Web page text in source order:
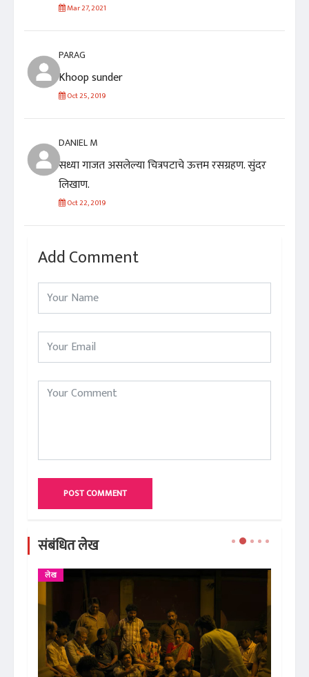
Mar 27, 2021
PARAG
Khoop sunder
Oct 25, 2019
DANIEL M
सध्या गाजत असलेल्या चित्रपटाचे ऊत्तम रसग्रहण. सुंदर
लिखाण.
Oct 22, 2019
Add Comment
POST COMMENT
संबंधित लेख
लेख